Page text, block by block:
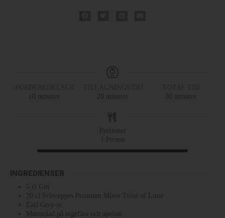
minuter
20
minuter minuter
Portioner
Person
INGREDIENSER
5
Gin
20
Schweppes Premium Mixer Twist of Lime
Earl Grey-te
Marmelad på ingefära och apelsin